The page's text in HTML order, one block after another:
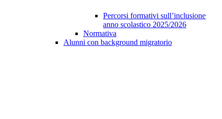
Percorsi formativi sull’inclusione
anno scolastico 2025/2026
Normativa
Alunni con background migratorio